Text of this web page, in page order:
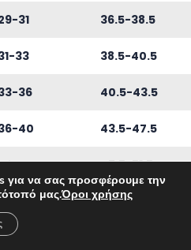
31 36.5-38.5
33 38.5-40.5
36 40.5-43.5
40 43.5-47.5
44 47.5-51.5
για να σας προσφέρουμε την
μας.Όροι χρήσης